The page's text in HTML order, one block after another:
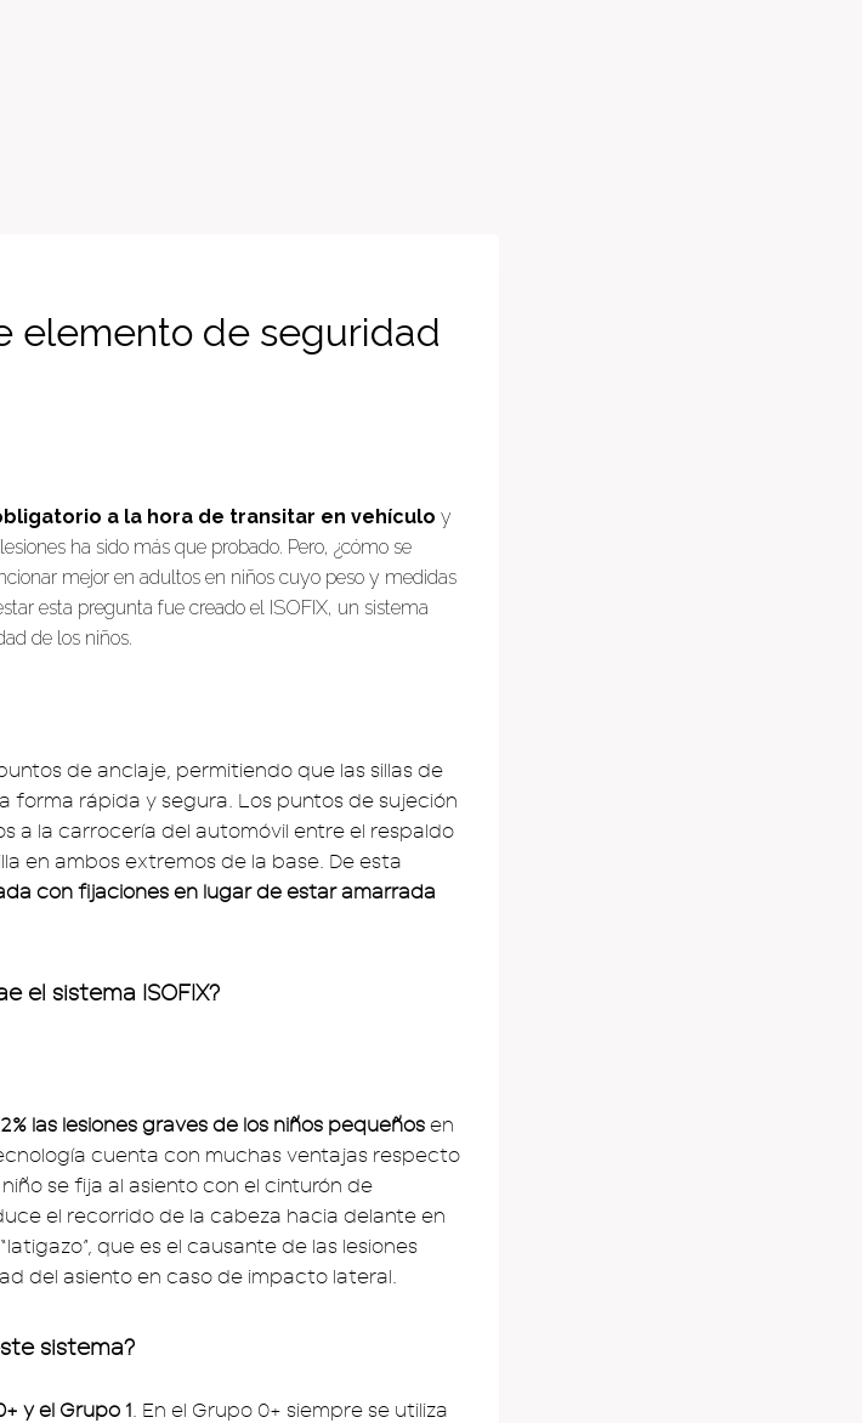
elemento de seguridad
a la hora de transitar en vehículo y
ha sido más que probado. Pero, ¿cómo se
mejor en adultos en niños cuyo peso y medidas
esta pregunta fue creado el ISOFIX, un sistema
de los niños.
de anclaje, permitiendo que las sillas de
forma rápida y segura. Los puntos de sujeción
a la carrocería del automóvil entre el respaldo
en ambos extremos de la base. De esta
con fijaciones en lugar de estar amarrada
el sistema ISOFIX?
las lesiones graves de los niños pequeños en
cuenta con muchas ventajas respecto
se fija al asiento con el cinturón de
el recorrido de la cabeza hacia delante en
que es el causante de las lesiones
del asiento en caso de impacto lateral.
sistema?
y el Grupo 1. En el Grupo 0+ siempre se utiliza